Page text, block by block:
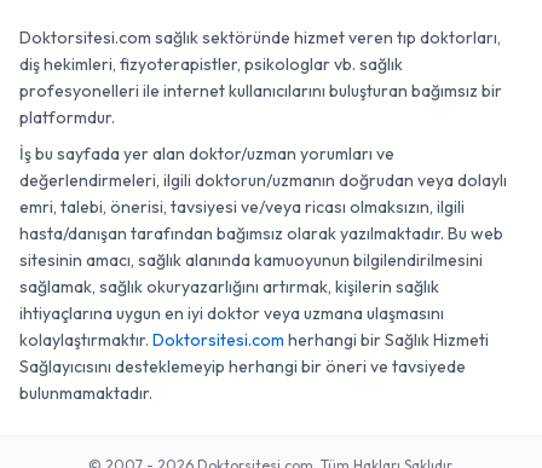
Doktorsitesi.com sağlık sektöründe hizmet veren tıp doktorları,
diş hekimleri, fizyoterapistler, psikologlar vb. sağlık
profesyonelleri ile internet kullanıcılarını buluşturan bağımsız bir
platformdur.
İş bu sayfada yer alan doktor/uzman yorumları ve
değerlendirmeleri, ilgili doktorun/uzmanın doğrudan veya dolaylı
emri, talebi, önerisi, tavsiyesi ve/veya ricası olmaksızın, ilgili
hasta/danışan tarafından bağımsız olarak yazılmaktadır. Bu web
sitesinin amacı, sağlık alanında kamuoyunun bilgilendirilmesini
sağlamak, sağlık okuryazarlığını artırmak, kişilerin sağlık
ihtiyaçlarına uygun en iyi doktor veya uzmana ulaşmasını
kolaylaştırmaktır. Doktorsitesi.com herhangi bir Sağlık Hizmeti
Sağlayıcısını desteklemeyip herhangi bir öneri ve tavsiyede
bulunmamaktadır.